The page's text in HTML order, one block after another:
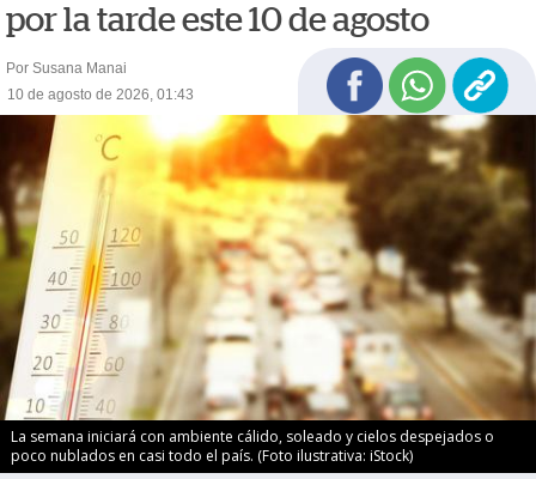
por la tarde este 10 de agosto
Por Susana Manai
10 de agosto de 2026, 01:43
La semana iniciará con ambiente cálido, soleado y cielos despejados o
poco nublados en casi todo el país. (Foto ilustrativa: iStock)